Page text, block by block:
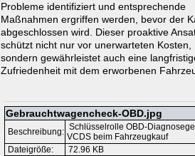
Probleme identifiziert und entsprechende
Maßnahmen ergriffen werden, bevor der
abgeschlossen wird. Dieser proaktive
schützt nicht nur vor unerwarteten Kosten,
sondern gewährleistet auch eine
Zufriedenheit mit dem erworbenen
Gebrauchtwagencheck-OBD.jpg
Beschreibung: Schlüsselrolle OBD-
VCDS beim Fahrzeugkauf
Dateigröße:
72.96 KB